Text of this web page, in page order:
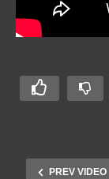
PREV VIDEO